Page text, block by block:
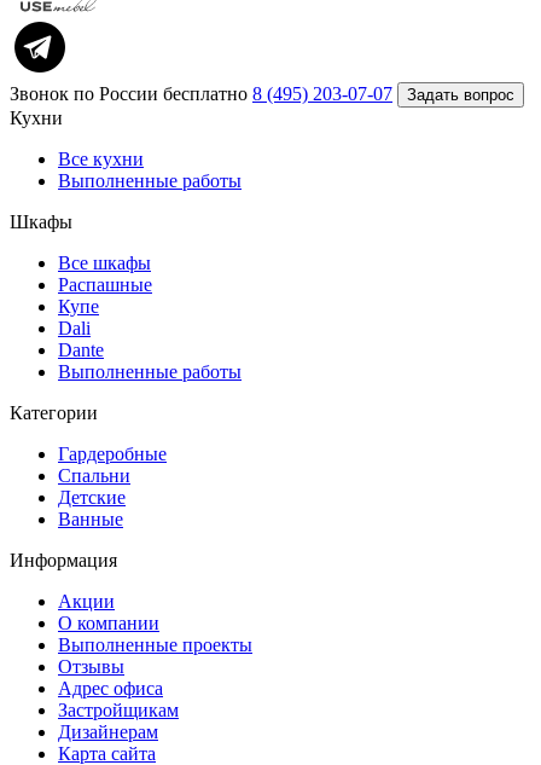
Звонок по России бесплатно 8 (495) 203-07-07 Задать вопрос
Кухни
Все кухни
Выполненные работы
Шкафы
Все шкафы
Распашные
Купе
Dali
Dante
Выполненные работы
Категории
Гардеробные
Спальни
Детские
Ванные
Информация
Акции
О компании
Выполненные проекты
Отзывы
Адрес офиса
Застройщикам
Дизайнерам
Карта сайта